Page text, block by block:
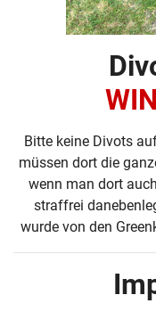
Bitte keine Divots
müssen dort die
wenn man dort
straffrei
wurde von den